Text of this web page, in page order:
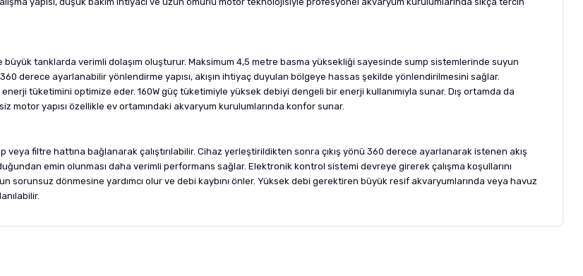
tanklarda verimli dolaşım oluşturur. Maksimum 4,5 metre basma yüksekliği sayesinde sump sistemlerinde suyun
360 derece ayarlanabilir yönlendirme yapısı, akışın ihtiyaç duyulan bölgeye hassas şekilde yönlendirilmesini sağlar.
tüketimini optimize eder. 160W güç tüketimiyle yüksek debiyi dengeli bir enerji kullanımıyla sunar. Dış ortamda da
motor yapısı özellikle ev ortamındaki akvaryum kurulumlarında konfor sunar.
veya filtre hattına bağlanarak çalıştırılabilir. Cihaz yerleştirildikten sonra çıkış yönü 360 derece ayarlanarak istenen akış
emin olunması daha verimli performans sağlar. Elektronik kontrol sistemi devreye girerek çalışma koşullarını
sorunsuz dönmesine yardımcı olur ve debi kaybını önler. Yüksek debi gerektiren büyük resif akvaryumlarında veya havuz